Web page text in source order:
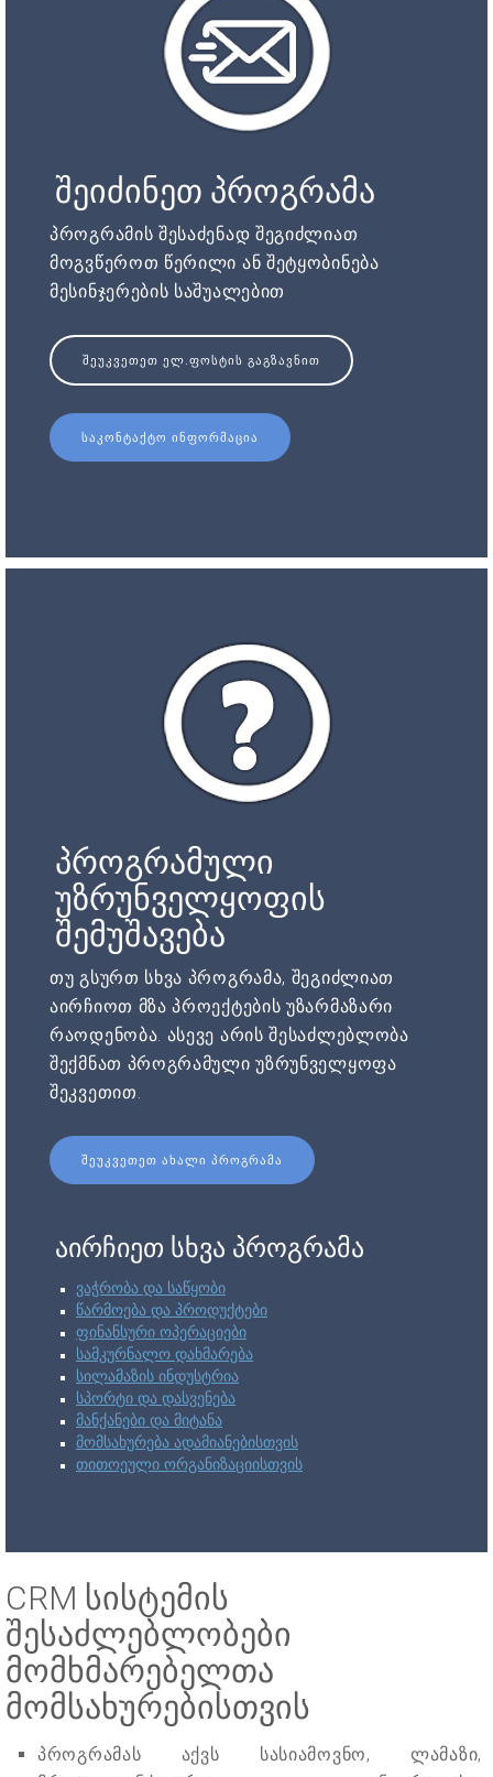
შეიძინეთ პროგრამა
პროგრამის შესაძენად შეგიძლიათ
მოგვწეროთ წერილი ან შეტყობინება
მესინჯერების საშუალებით
ᲨᲔᲣᲙᲕᲔᲗᲔᲗ ᲔᲚ.ᲤᲝᲡᲢᲘᲡ ᲒᲐᲒᲖᲐᲕᲜᲘᲗ
ᲡᲐᲙᲝᲜᲢᲐᲥᲢᲝ ᲘᲜᲤᲝᲠᲛᲐᲪᲘᲐ
პროგრამული
უზრუნველყოფის
შემუშავება
თუ გსურთ სხვა პროგრამა, შეგიძლიათ
აირჩიოთ მზა პროექტების უზარმაზარი
რაოდენობა. ასევე არის შესაძლებლობა
შექმნათ პროგრამული უზრუნველყოფა
შეკვეთით.
ᲨᲔᲣᲙᲕᲔᲗᲔᲗ ᲐᲮᲐᲚᲘ ᲞᲠᲝᲒᲠᲐᲛᲐ
აირჩიეთ სხვა პროგრამა
ვაჭრობა და საწყობი
წარმოება და პროდუქტები
ფინანსური ოპერაციები
სამკურნალო დახმარება
სილამაზის ინდუსტრია
სპორტი და დასვენება
მანქანები და მიტანა
მომსახურება ადამიანებისთვის
თითოეული ორგანიზაციისთვის
CRM სისტემის
შესაძლებლობები
მომხმარებელთა
მომსახურებისთვის
პროგრამას აქვს სასიამოვნო, ლამაზი,